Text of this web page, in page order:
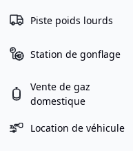
Piste poids lourds
Station de gonflage
Vente de gaz
domestique
Location de véhicule